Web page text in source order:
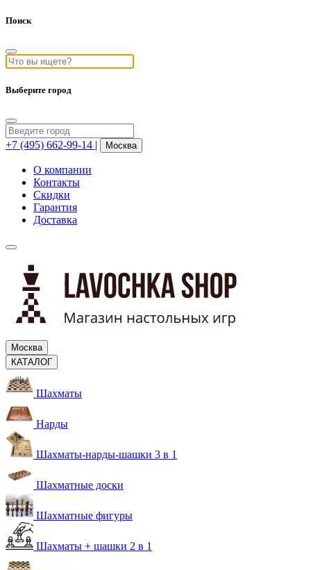
Поиск
Выберите город
+7 (495) 662-99-14 | Москва
О компании
Контакты
Скидки
Гарантия
Доставка
Москва
КАТАЛОГ
Шахматы
Нарды
Шахматы-нарды-шашки 3 в 1
Шахматные доски
Шахматные фигуры
Шахматы + шашки 2 в 1